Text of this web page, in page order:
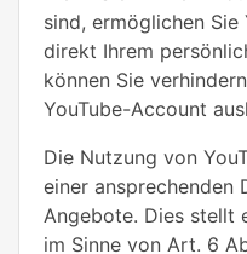
sind, ermöglichen Sie
direkt Ihrem
können Sie
YouTube-Account
Die Nutzung von
einer ansprechenden
Angebote. Dies stellt
im Sinne von Art. 6